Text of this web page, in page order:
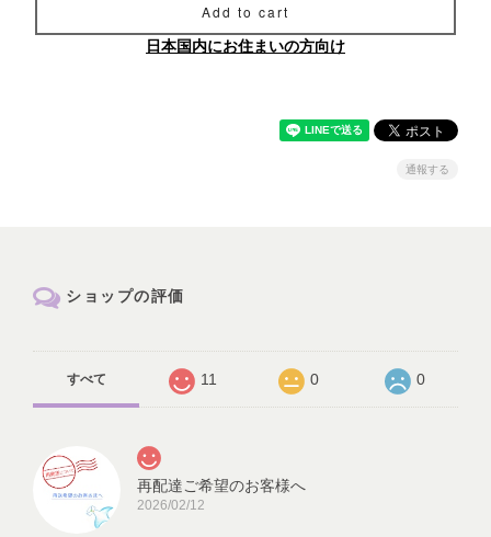
Add to cart
日本国内にお住まいの方向け
通報する
ショップの評価
すべて 11 0 0
再配達ご希望のお客様へ
2026/02/12